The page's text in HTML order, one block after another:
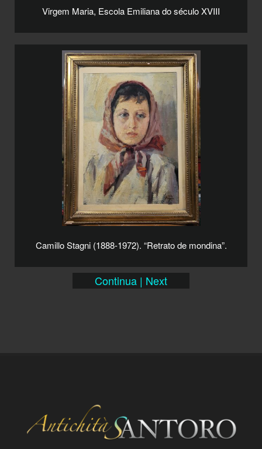
Virgem Maria, Escola Emiliana do século XVIII
Camillo Stagni (1888-1972). “Retrato de mondina”.
Continua | Next